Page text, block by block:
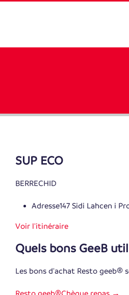
SUP ECO
BERRECHID
Adresse147 Sidi Lahcen i
Voir l'itinéraire
Quels bons GeeB
Les bons d'achat Resto geeb®
Resto geeb®Chèque repas →